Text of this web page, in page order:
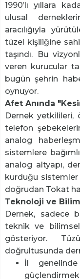
1990’lı yıllara
ulusal
aracılığıyla
tüzel kişiliğine
taşındı. Bu
veren kurucular
bugün şehrin
oynuyor.
Afet Anında
Dernek
telefon
analog
sistemlere
analog altyapı,
kurduğu
doğrudan Tokat
Teknoloji ve
Dernek, sadece
teknik ve
gösteriyor.
doğrultusunda
İl genelinde